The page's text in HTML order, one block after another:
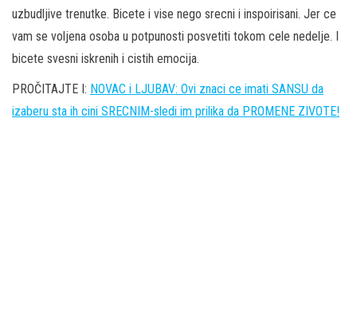
uzbudljive trenutke. Bicete i vise nego srecni i inspoirisani. Jer ce
vam se voljena osoba u potpunosti posvetiti tokom cele nedelje. I
bicete svesni iskrenih i cistih emocija.
PROČITAJTE I: NOVAC i LJUBAV: Ovi znaci ce imati SANSU da
izaberu sta ih cini SRECNIM-sledi im prilika da PROMENE ZIVOTE!